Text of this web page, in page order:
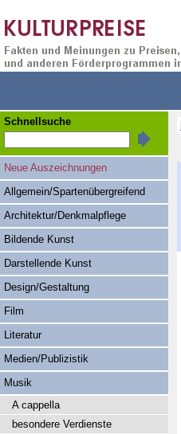
Schnellsuche
Neue Auszeichnungen
Allgemein/Spartenübergreifend
Architektur/Denkmalpflege
Bildende Kunst
Darstellende Kunst
Design/Gestaltung
Film
Literatur
Medien/Publizistik
Musik
A cappella
besondere Verdienste